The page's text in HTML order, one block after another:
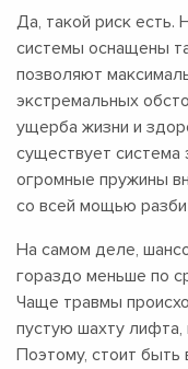
Да, такой риск есть.
системы оснащены
позволяют
экстремальных
ущерба жизни и
существует система
огромные пружины
со всей мощью
На самом деле,
гораздо меньше по
Чаще травмы
пустую шахту лифта,
Поэтому, стоит быть